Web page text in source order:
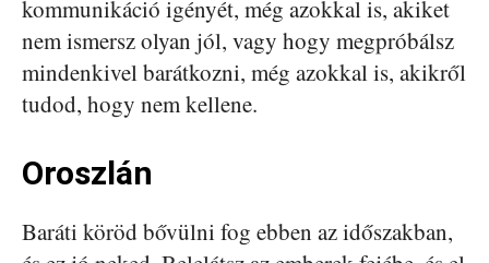
kommunikáció igényét, még azokkal is, akiket
nem ismersz olyan jól, vagy hogy megpróbálsz
mindenkivel barátkozni, még azokkal is, akikről
tudod, hogy nem kellene.
Oroszlán
Baráti köröd bővülni fog ebben az időszakban,